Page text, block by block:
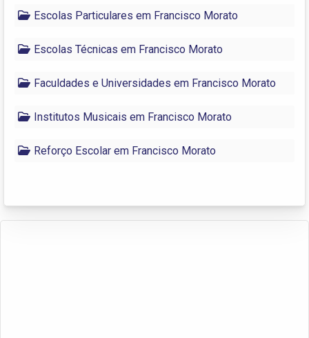
Escolas Particulares em Francisco Morato
Escolas Técnicas em Francisco Morato
Faculdades e Universidades em Francisco Morato
Institutos Musicais em Francisco Morato
Reforço Escolar em Francisco Morato